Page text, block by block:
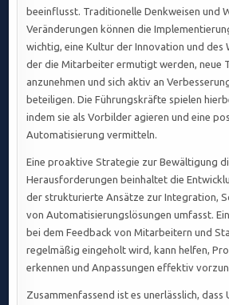
beeinflusst. Traditionelle Denkweisen und
Veränderungen können die
wichtig, eine Kultur der Innovation und des
der die Mitarbeiter ermutigt werden, neue
anzunehmen und sich aktiv an
beteiligen. Die Führungskräfte spielen
indem sie als Vorbilder agieren und eine
Automatisierung vermitteln.
Eine proaktive Strategie zur Bewältigung
Herausforderungen beinhaltet die
der strukturierte Ansätze zur Integration,
von Automatisierungslösungen umfasst.
bei dem Feedback von Mitarbeitern und
regelmäßig eingeholt wird, kann helfen,
erkennen und Anpassungen effektiv
Zusammenfassend ist es unerlässlich, dass